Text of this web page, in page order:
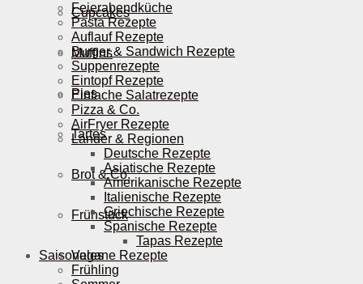
Cupcakes
Muffins
Pies
Tartes
Brot & Co.
Frühstück
Vegane Rezepte
Feierabendküche
Pasta Rezepte
Auflauf Rezepte
Burger & Sandwich Rezepte
Suppenrezepte
Eintopf Rezepte
Einfache Salatrezepte
Pizza & Co.
AirFryer Rezepte
Länder & Regionen
Deutsche Rezepte
Asiatische Rezepte
Amerikanische Rezepte
Italienische Rezepte
Griechische Rezepte
Spanische Rezepte
Tapas Rezepte
Saisonales
Frühling